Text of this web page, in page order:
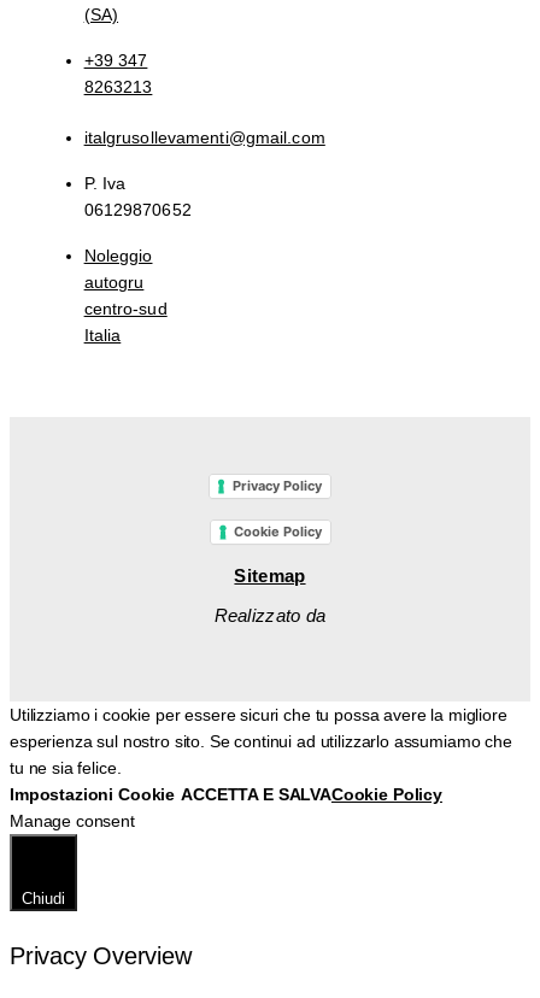
(SA)
+39 347
8263213
italgrusollevamenti@gmail.com
P. Iva
06129870652
Noleggio
autogru
centro-sud
Italia
Privacy Policy
Cookie Policy
Sitemap
Realizzato da
Utilizziamo i cookie per essere sicuri che tu possa avere la migliore
esperienza sul nostro sito. Se continui ad utilizzarlo assumiamo che
tu ne sia felice.
Impostazioni Cookie ACCETTA E SALVACookie Policy
Manage consent
Chiudi
Privacy Overview